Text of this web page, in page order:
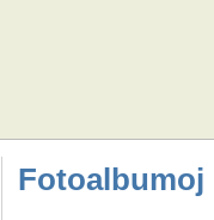
Fotoalbumoj